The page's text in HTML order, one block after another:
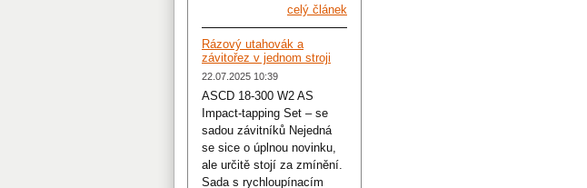
celý článek
Rázový utahovák a
závitořez v jednom stroji
22.07.2025 10:39
ASCD 18-300 W2 AS
Impact-tapping Set – se
sadou závitníků Nejedná
se sice o úplnou novinku,
ale určitě stojí za zmínění.
Sada s rychloupínacím